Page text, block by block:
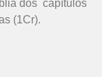
dos capítulos
(1Cr).